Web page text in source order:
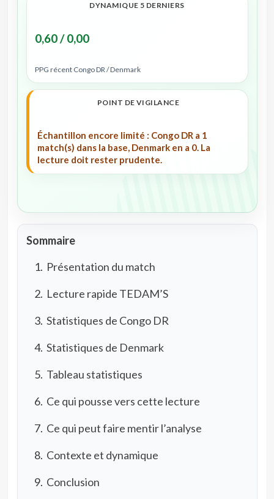
DYNAMIQUE 5 DERNIERS
0,60 / 0,00
PPG récent Congo DR / Denmark
POINT DE VIGILANCE
Échantillon encore limité : Congo DR a 1
match(s) dans la base, Denmark en a 0. La
lecture doit rester prudente.
Sommaire
Présentation du match
Lecture rapide TEDAM’S
Statistiques de Congo DR
Statistiques de Denmark
Tableau statistiques
Ce qui pousse vers cette lecture
Ce qui peut faire mentir l’analyse
Contexte et dynamique
Conclusion